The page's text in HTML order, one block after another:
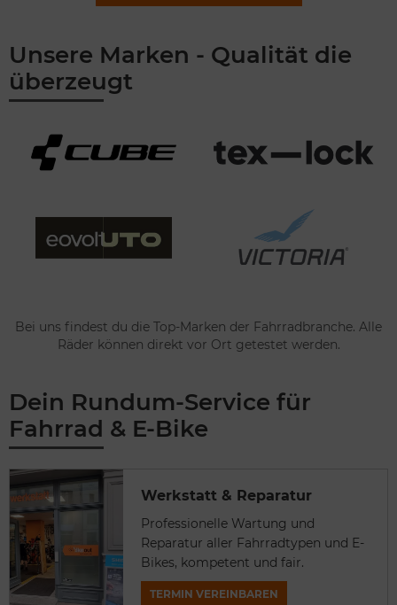
Unsere Marken - Qualität die
überzeugt
Bei uns findest du die Top-Marken der Fahrradbranche. Alle
Räder können direkt vor Ort getestet werden.
Dein Rundum-Service für
Fahrrad & E-Bike
Werkstatt & Reparatur
Professionelle Wartung und
Reparatur aller Fahrradtypen und E-
Bikes, kompetent und fair.
TERMIN VEREINBAREN